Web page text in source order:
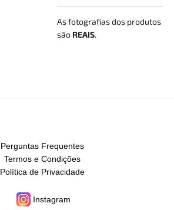
As fotografias dos produtos
são REAIS.
Perguntas Frequentes
Termos e Condições
Política de Privacidade
Instagram